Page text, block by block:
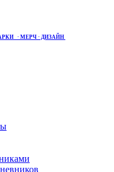
· МЕРЧ · ДИЗАЙН